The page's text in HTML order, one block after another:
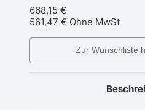
668,15 €
561,47 € Ohne MwSt
Zur Wunschliste